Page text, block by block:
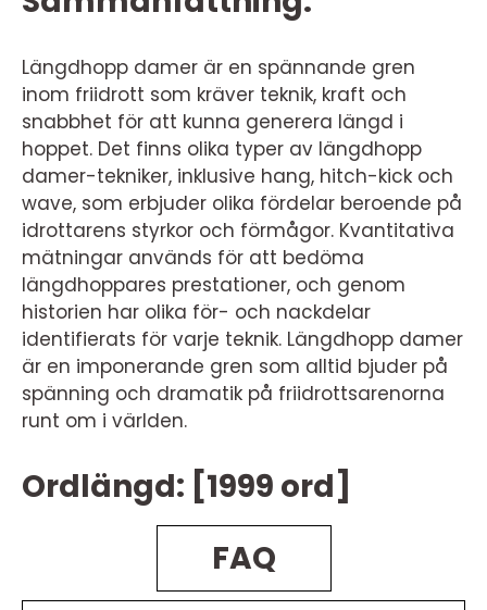
Längdhopp damer är en spännande gren
inom friidrott som kräver teknik, kraft och
snabbhet för att kunna generera längd i
hoppet. Det finns olika typer av längdhopp
damer-tekniker, inklusive hang, hitch-kick och
wave, som erbjuder olika fördelar beroende på
idrottarens styrkor och förmågor. Kvantitativa
mätningar används för att bedöma
längdhoppares prestationer, och genom
historien har olika för- och nackdelar
identifierats för varje teknik. Längdhopp damer
är en imponerande gren som alltid bjuder på
spänning och dramatik på friidrottsarenorna
runt om i världen.
Ordlängd: [1999 ord]
FAQ